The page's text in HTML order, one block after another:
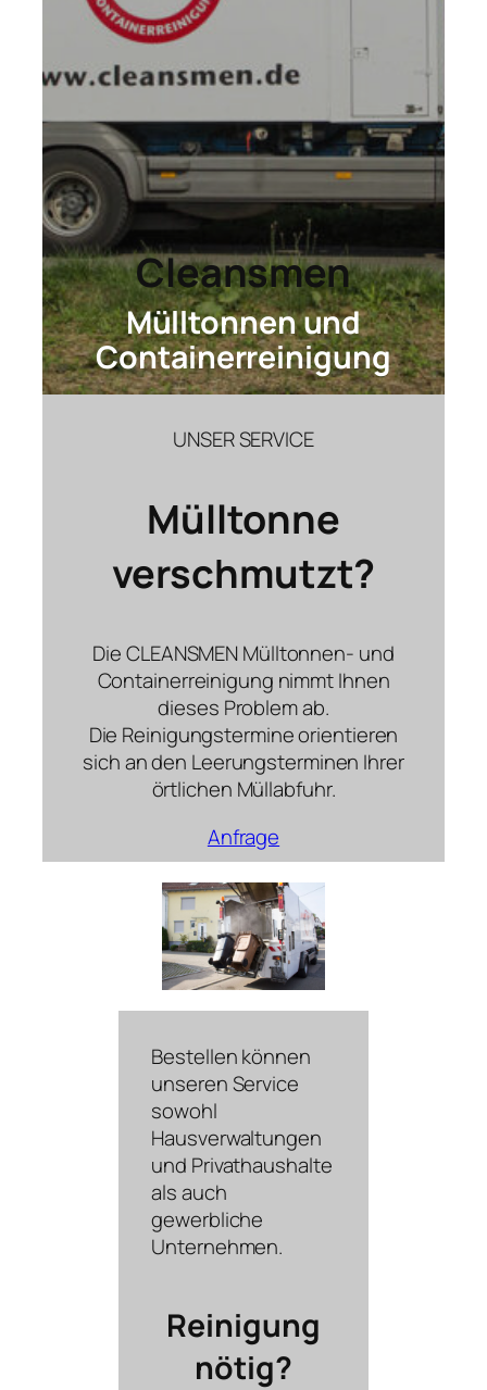
Cleansmen
Mülltonnen und
Containerreinigung
UNSER SERVICE
Mülltonne
verschmutzt?
Die CLEANSMEN Mülltonnen- und
Containerreinigung nimmt Ihnen
dieses Problem ab.
D​ie Reinigungstermine orientieren
sich an den Leerungsterminen Ihrer
örtlichen Müllabfuhr.
Anfrage
Bestellen können
unse​ren Service
sowohl
Hausverwaltungen
und Privathaushalte
als auch
gewerbliche
Unternehmen.
Reinigung
nötig?